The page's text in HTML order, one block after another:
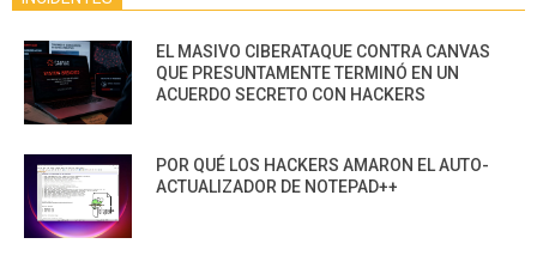
EL MASIVO CIBERATAQUE CONTRA CANVAS
QUE PRESUNTAMENTE TERMINÓ EN UN
ACUERDO SECRETO CON HACKERS
POR QUÉ LOS HACKERS AMARON EL AUTO-
ACTUALIZADOR DE NOTEPAD++